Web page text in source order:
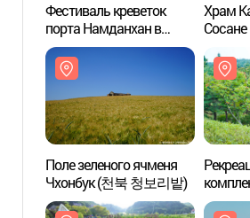
Фестиваль креветок
порта Намданхан в
Хонсоне
(홍성남당항대하축제)
Храм
Поле зеленого ячменя
Чхонбук (천북 청보리밭)
(안면